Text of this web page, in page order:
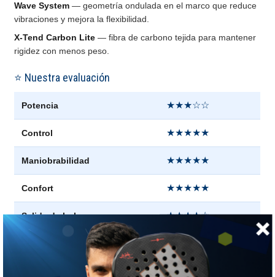
Wave System — geometría ondulada en el marco que reduce
vibraciones y mejora la flexibilidad.
X-Tend Carbon Lite — fibra de carbono tejida para mantener
rigidez con menos peso.
⭐ Nuestra evaluación
Potencia ★★★☆☆
Control ★★★★★
Maniobrabilidad ★★★★★
Confort ★★★★★
Salida de bola ★★★★☆
Punto dulce ★★★★★
★★☆☆☆